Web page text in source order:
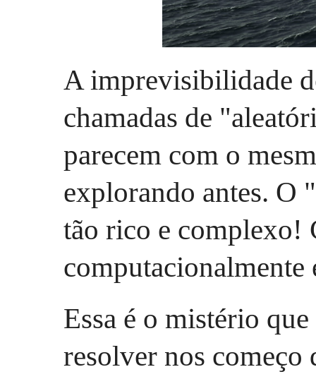
A imprevisibilidade
chamadas de
parecem com o
explorando antes. O
tão rico e complexo!
computacionalmente
Essa é o mistério que
resolver nos começo